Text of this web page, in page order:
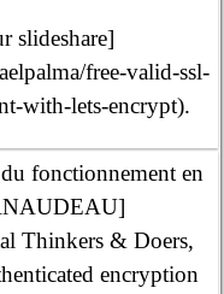
slideshare]
free-valid-ssl-
with-lets-encrypt).
fonctionnement en
Thinkers & Doers,
encryption